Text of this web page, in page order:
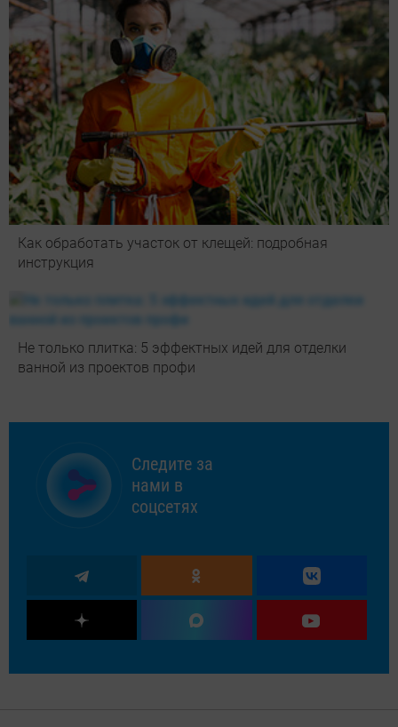
Как обработать участок от клещей: подробная
инструкция
Не только плитка: 5 эффектных идей для отделки
ванной из проектов профи
Следите за
нами в
соцсетях